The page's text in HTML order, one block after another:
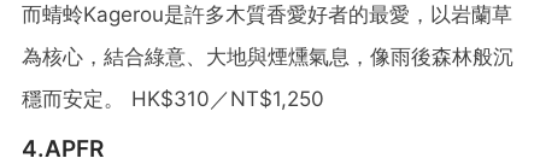
而蜻蛉Kagerou是許多木質香愛好者的最愛，以岩蘭草
為核心，結合綠意、大地與煙燻氣息，像雨後森林般沉
穩而安定。 ​HK$310 ／NT$1,250
4.APFR